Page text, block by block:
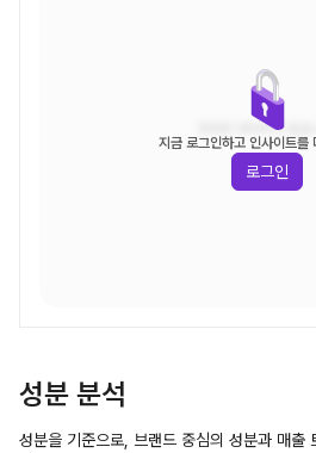
조회된 데이터가 없습
지금 로그인하고 인사이트를
로그인
성분 분석
성분을 기준으로, 브랜드 중심의 성분과 매출